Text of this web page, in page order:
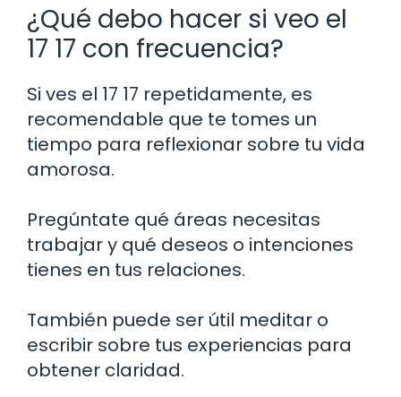
¿Qué debo hacer si veo el
17 17 con frecuencia?
Si ves el 17 17 repetidamente, es
recomendable que te tomes un
tiempo para reflexionar sobre tu vida
amorosa.
Pregúntate qué áreas necesitas
trabajar y qué deseos o intenciones
tienes en tus relaciones.
También puede ser útil meditar o
escribir sobre tus experiencias para
obtener claridad.